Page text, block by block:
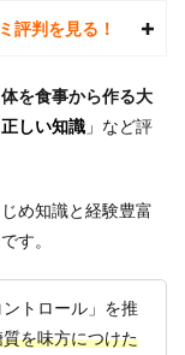
評判を見る！
体を食事から作る大
しい知識 」 など評
め知識と経験豊富
す。
トロール」を推
を味方につけた